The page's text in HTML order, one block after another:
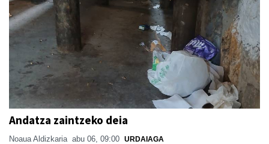
Andatza zaintzeko deia
Noaua Aldizkaria abu 06, 09:00 URDAIAGA